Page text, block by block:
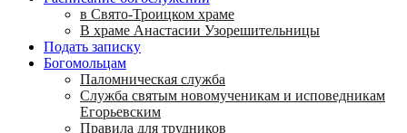
в Свято-Троицком храме
В храме Анастасии Узорешительницы
Подать записку
Богомольцам
Паломническая служба
Служба святым новомученикам и исповедникам
Егорьевским
Правила для трудников